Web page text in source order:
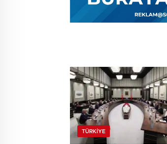
TÜRKIYE